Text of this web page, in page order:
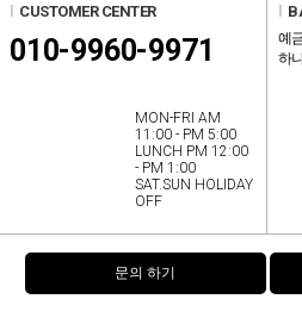
CUSTOMER CENTER
010-9960-9971
MON-FRI AM
11:00 - PM 5:00
LUNCH PM 12:00
- PM 1:00
SAT.SUN HOLIDAY
OFF
예
하
문의 하기